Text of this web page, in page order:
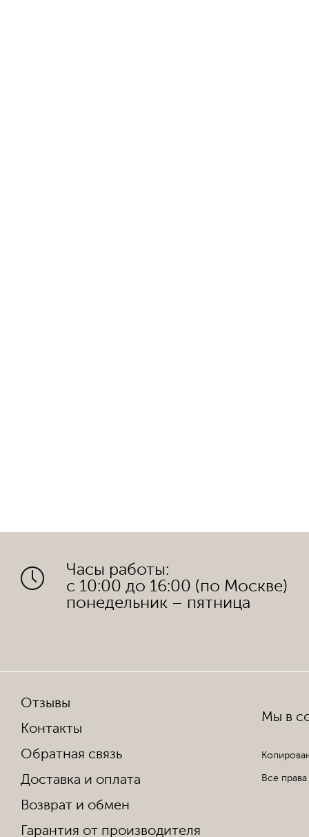
Часы работы:
с 10:00 до 16:00 (по Москве)
понедельник – пятница
Отзывы
Контакты
Обратная связь
Доставка и оплата
Возврат и обмен
Гарантия от производителя
Мы в
Все